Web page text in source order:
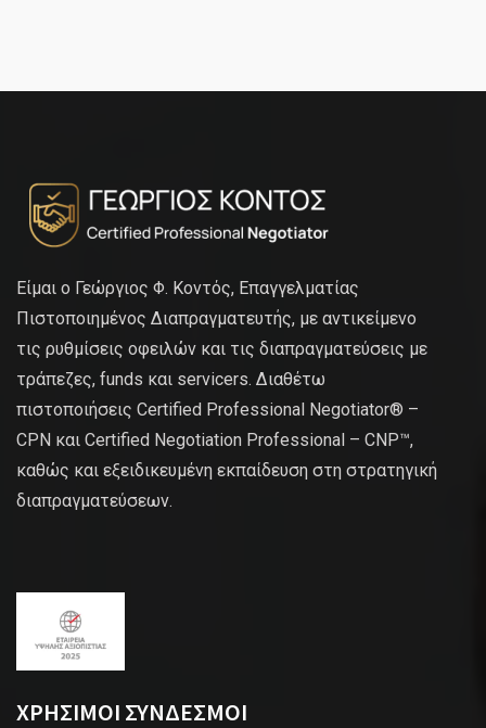
Είμαι ο Γεώργιος Φ. Κοντός, Επαγγελματίας
Πιστοποιημένος Διαπραγματευτής, με αντικείμενο
τις ρυθμίσεις οφειλών και τις διαπραγματεύσεις με
τράπεζες, funds και servicers. Διαθέτω
πιστοποιήσεις Certified Professional Negotiator® –
CPN και Certified Negotiation Professional – CNP™,
καθώς και εξειδικευμένη εκπαίδευση στη στρατηγική
διαπραγματεύσεων.
ΧΡΗΣΙΜΟΙ ΣΥΝΔΕΣΜΟΙ